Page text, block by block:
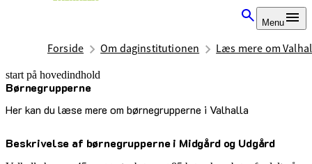
Menu
Forside Om daginstitutionen Læs mere om
start på hovedindhold
Børnegrupperne
Her kan du læse mere om børnegrupperne i Valhalla
senest opdateret 13. august 2025
Beskrivelse af børnegrupperne i Midgård og Udgård